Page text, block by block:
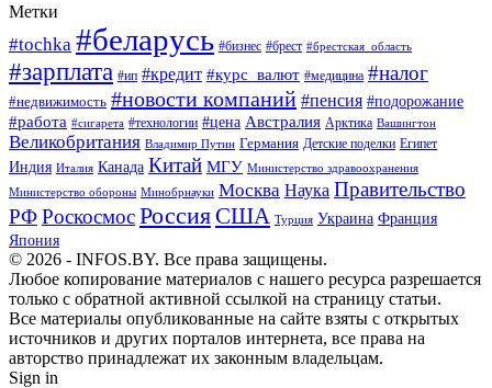
Метки
#tochka #беларусь #бизнес #брест #брестская_область
#зарплата #ип #кредит #курс_валют #медицина #налог
#недвижимость #новости компаний #пенсия #подорожание
#работа #сигарета #технологии #цена Австралия Арктика Вашингтон
Великобритания Владимир Путин Германия Детские поделки Египет
Индия Италия Канада Китай МГУ Министерство здравоохранения
Министерство обороны Минобрнауки Москва Наука Правительство
РФРоскосмосРоссияСША Турция Украина Франция
Япония
© 2026 - INFOS.BY. Все права защищены.
Любое копирование материалов с нашего ресурса разрешается
только с обратной активной ссылкой на страницу статьи.
Все материалы опубликованные на сайте взяты с открытых
источников и других порталов интернета, все права на
авторство принадлежат их законным владельцам.
Sign in